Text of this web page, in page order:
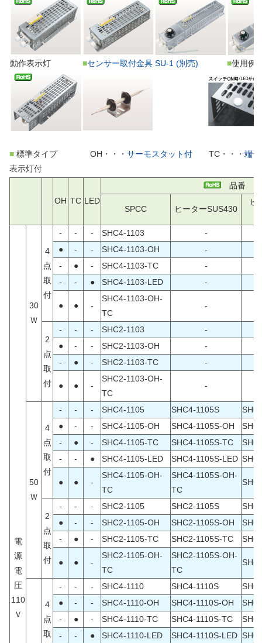
動作表示灯 ■センサー取付金具 SU-1 (別売) ■使用例
■ 標準タイプ OH・・・ サーモスタット付 TC・・・ 端
表示灯付
OH TC LED
品番
SPCC ヒーターSUS430
ヒ
電
源
電
圧
110
Ｖ
30
Ｗ
4
点
取
付
- - - SHC4-1103
-
●
- - SHC4-1103-OH
-
-
● - SHC4-1103-TC
-
-
- ● SHC4-1103-LED -
● ● -
SHC4-1103-OH-
TC
-
2
点
取
付
- - - SHC2-1103
-
●
- - SHC2-1103-OH
-
-
● - SHC2-1103-TC -
● ● -
SHC2-1103-OH-
TC
-
50
Ｗ
4
点
取
付
- - - SHC4-1105 SHC4-1105S
●
- - SHC4-1105-OH SHC4-1105S-OH
-
● - SHC4-1105-TC SHC4-1105S-TC
-
- ● SHC4-1105-LED SHC4-1105S-LED
● ● -
SHC4-1105-OH-
TC
SHC4-1105S-OH-
TC
2
点
取
付
- - - SHC2-1105 SHC2-1105S
●
- - SHC2-1105-OH SHC2-1105S-OH
-
● - SHC2-1105-TC SHC2-1105S-TC
● ● -
SHC2-1105-OH-
TC
SHC2-1105S-OH-
TC
4
点
取
- - - SHC4-1110 SHC4-1110S
●
- - SHC4-1110-OH SHC4-1110S-OH
-
● - SHC4-1110-TC SHC4-1110S-TC
-
- ● SHC4-1110-LED SHC4-1110S-LED